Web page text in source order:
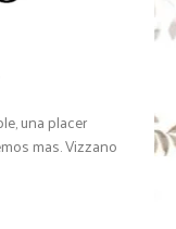
una placer
mas. Vizzano